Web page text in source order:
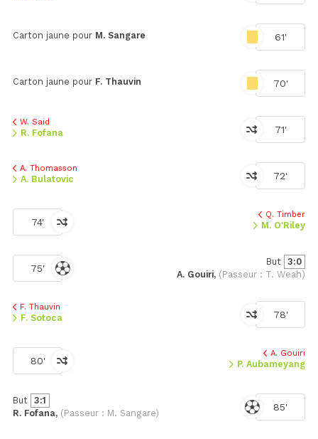
61'
Carton jaune pour M. Sangare
70'
Carton jaune pour F. Thauvin
71'
W. Said
R. Fofana
72'
A. Thomasson
A. Bulatovic
74'
Q. Timber
M. O'Riley
75'
But 3:0
A. Gouiri, (Passeur : T. Weah)
78'
F. Thauvin
F. Sotoca
80'
A. Gouiri
P. Aubameyang
85'
But 3:1
R. Fofana, (Passeur : M. Sangare)